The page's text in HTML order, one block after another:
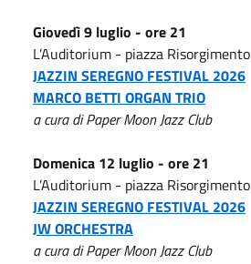
Giovedì 9 luglio - ore 21
L’Auditorium - piazza Risorgimento
JAZZIN SEREGNO FESTIVAL 2026
MARCO BETTI ORGAN TRIO
a cura di Paper Moon Jazz Club
Domenica 12 luglio - ore 21
L’Auditorium - piazza Risorgimento
JAZZIN SEREGNO FESTIVAL 2026
JW ORCHESTRA
a cura di Paper Moon Jazz Club